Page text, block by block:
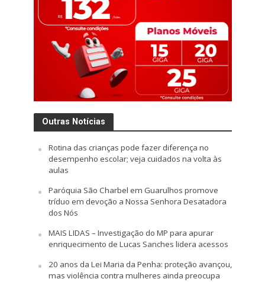
Outras Notícias
Rotina das crianças pode fazer diferença no
desempenho escolar; veja cuidados na volta às
aulas
Paróquia São Charbel em Guarulhos promove
tríduo em devoção a Nossa Senhora Desatadora
dos Nós
MAIS LIDAS – Investigação do MP para apurar
enriquecimento de Lucas Sanches lidera acessos
20 anos da Lei Maria da Penha: proteção avançou,
mas violência contra mulheres ainda preocupa